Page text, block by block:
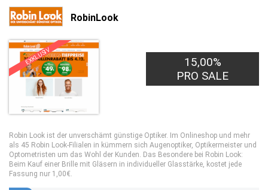
RobinLook
EXKLUSIV
15,00%
PRO SALE
Robin Look ist der unverschämt günstige Optiker. Im Onlineshop und mehr
als 45 Robin Look-Filialen in kümmern sich Augenoptiker, Optikermeister und
Optometristen um das Wohl der Kunden. Das Besondere bei Robin Look:
Beim Kauf einer Brille mit Gläsern in individueller Glasstärke, kostet jede
Fassung nur 1,00€.